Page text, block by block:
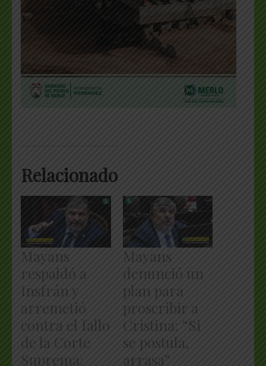
Relacionado
Mayans
respaldó a
Insfrán y
arremetió
contra el fallo
de la Corte
Suprema:
Mayans
denunció un
plan para
proscribir a
Cristina: “Si
se postula,
arrasa”